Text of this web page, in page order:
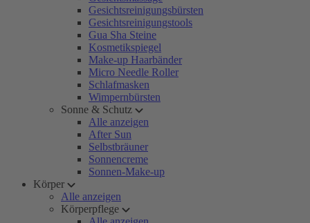
Gesichtsreinigungsbürsten
Gesichtsreinigungstools
Gua Sha Steine
Kosmetikspiegel
Make-up Haarbänder
Micro Needle Roller
Schlafmasken
Wimpernbürsten
Sonne & Schutz
Alle anzeigen
After Sun
Selbstbräuner
Sonnencreme
Sonnen-Make-up
Körper
Alle anzeigen
Körperpflege